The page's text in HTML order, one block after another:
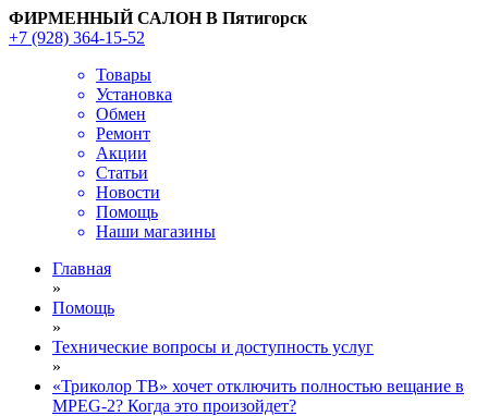
ФИРМЕННЫЙ САЛОН В Пятигорск
+7 (928) 364-15-52
Товары
Установка
Обмен
Ремонт
Акции
Статьи
Новости
Помощь
Наши магазины
Главная
»
Помощь
»
Технические вопросы и доступность услуг
»
«Триколор ТВ» хочет отключить полностью вещание в
MPEG-2? Когда это произойдет?